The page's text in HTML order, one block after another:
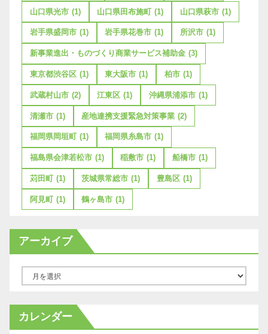
山口県光市 (1) 山口県田布施町 (1) 山口県萩市 (1)
岩手県盛岡市 (1) 岩手県花巻市 (1) 所沢市 (1)
新事業進出・ものづくり商業サービス補助金 (3)
東京都渋谷区 (1) 東大阪市 (1) 柏市 (1)
武蔵村山市 (2) 江東区 (1) 沖縄県浦添市 (1)
清瀬市 (1) 産地連携支援緊急対策事業 (2)
福岡県岡垣町 (1) 福岡県糸島市 (1)
福島県会津若松市 (1) 稲敷市 (1) 船橋市 (1)
苅田町 (1) 茨城県常総市 (1) 豊島区 (1)
阿見町 (1) 鶴ヶ島市 (1)
アーカイブ
カ
イ
カレンダー